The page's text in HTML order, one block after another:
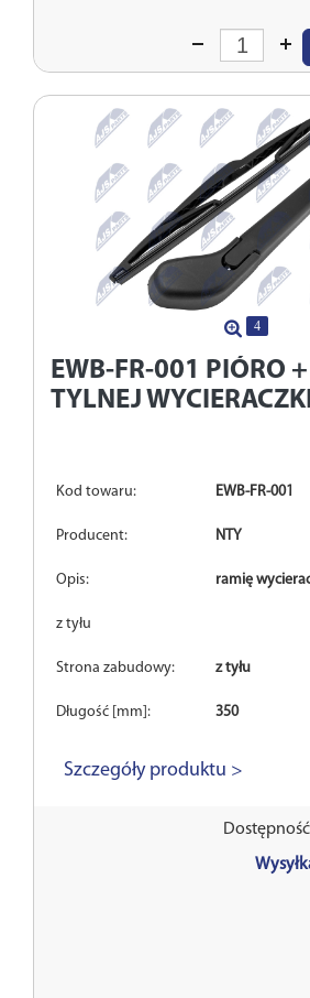
Wprowadź
4
EWB-FR-001 PIÓRO
TYLNEJ
Kod towaru: EWB-FR-001
Producent: NTY
Opis: ramię
z tyłu
Strona zabudowy: z tyłu
Długość [mm]: 350
Szczegóły produktu >